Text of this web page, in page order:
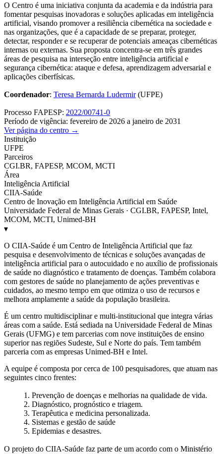
O Centro é uma iniciativa conjunta da academia e da indústria para
fomentar pesquisas inovadoras e soluções aplicadas em inteligência
artificial, visando promover a resiliência cibernética na sociedade e
nas organizações, que é a capacidade de se preparar, proteger,
detectar, responder e se recuperar de potenciais ameaças cibernéticas
internas ou externas. Sua proposta concentra-se em três grandes
áreas de pesquisa na interseção entre inteligência artificial e
segurança cibernética: ataque e defesa, aprendizagem adversarial e
aplicações ciberfísicas.
Coordenador: Teresa Bernarda Ludermir(UFPE)
Processo FAPESP: 2022/00741-0
Período de vigência: fevereiro de 2026 a janeiro de 2031
Ver página do centro →
Instituição
UFPE
Parceiros
CGI.BR, FAPESP, MCOM, MCTI
Área
Inteligência Artificial
CIIA-Saúde
Centro de Inovação em Inteligência Artificial em Saúde
Universidade Federal de Minas Gerais · CGI.BR, FAPESP, Intel,
MCOM, MCTI, Unimed-BH
▾
O CIIA-Saúde é um Centro de Inteligência Artificial que faz
pesquisa e desenvolvimento de técnicas e soluções avançadas de
inteligência artificial para o autocuidado e no auxílio de profissionais
de saúde no diagnóstico e tratamento de doenças. Também colabora
com gestores de saúde no planejamento de ações preventivas e
cuidados, ao mesmo tempo em que otimiza o uso de recursos e
melhora amplamente a saúde da população brasileira.
É um centro multidisciplinar e multi-institucional que integra várias
áreas com a saúde. Está sediada na Universidade Federal de Minas
Gerais (UFMG) e tem parcerias com nove instituições de ensino
superior nas regiões Sudeste, Sul e Norte do país. Tem também
parceria com as empresas Unimed-BH e Intel.
A equipe é composta por cerca de 100 pesquisadores, que atuam nas
seguintes cinco frentes:
1. Prevenção de doenças e melhorias na qualidade de vida.
2. Diagnóstico, prognóstico e triagem.
3. Terapêutica e medicina personalizada.
4. Sistemas e gestão de saúde
5. Epidemias e desastres.
O projeto do CIIA-Saúde faz parte de um acordo com o Ministério